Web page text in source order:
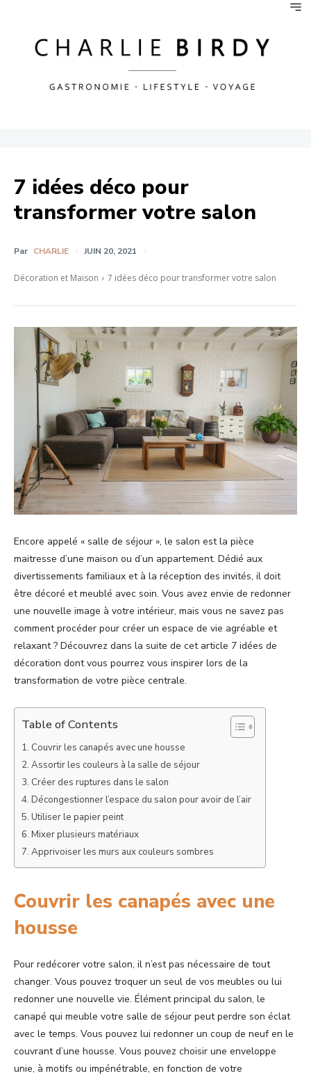
7 idées déco pour
transformer votre salon
Par CHARLIE JUIN 20, 2021
Décoration et Maison 7 idées déco pour transformer votre salon
Encore appelé « salle de séjour », le salon est la pièce
maitresse d’une maison ou d’un appartement. Dédié aux
divertissements familiaux et à la réception des invités, il doit
être décoré et meublé avec soin. Vous avez envie de redonner
une nouvelle image à votre intérieur, mais vous ne savez pas
comment procéder pour créer un espace de vie agréable et
relaxant ? Découvrez dans la suite de cet article 7 idées de
décoration dont vous pourrez vous inspirer lors de la
transformation de votre pièce centrale.
Table of Contents
Couvrir les canapés avec une housse
Assortir les couleurs à la salle de séjour
Créer des ruptures dans le salon
Décongestionner l’espace du salon pour avoir de l’air
Utiliser le papier peint
Mixer plusieurs matériaux
Apprivoiser les murs aux couleurs sombres
Couvrir les canapés avec une
housse
Pour redécorer votre salon, il n’est pas nécessaire de tout
changer. Vous pouvez troquer un seul de vos meubles ou lui
redonner une nouvelle vie. Élément principal du salon, le
canapé qui meuble votre salle de séjour peut perdre son éclat
avec le temps. Vous pouvez lui redonner un coup de neuf en le
couvrant d’une housse. Vous pouvez choisir une enveloppe
unie, à motifs ou impénétrable, en fonction de votre